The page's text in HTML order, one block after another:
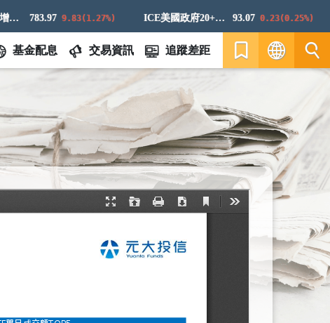
783.97 9.83(1.27%) ICE美國政府20+年期債券指數 93.07 0.23(0.25%)
基金配息 交易資訊 追蹤差距
EN